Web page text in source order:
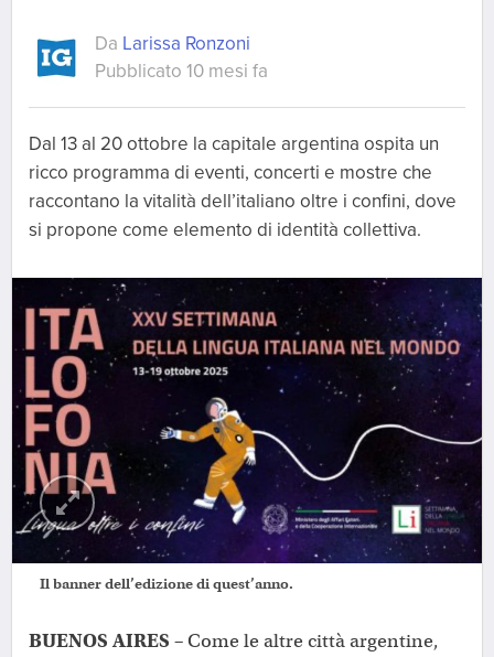
Da Larissa Ronzoni
Pubblicato 10 mesi fa
Dal 13 al 20 ottobre la capitale argentina ospita un
ricco programma di eventi, concerti e mostre che
raccontano la vitalità dell’italiano oltre i confini, dove
si propone come elemento di identità collettiva.
Il banner dell’edizione di quest’anno.
BUENOS AIRES –Come le altre città argentine,